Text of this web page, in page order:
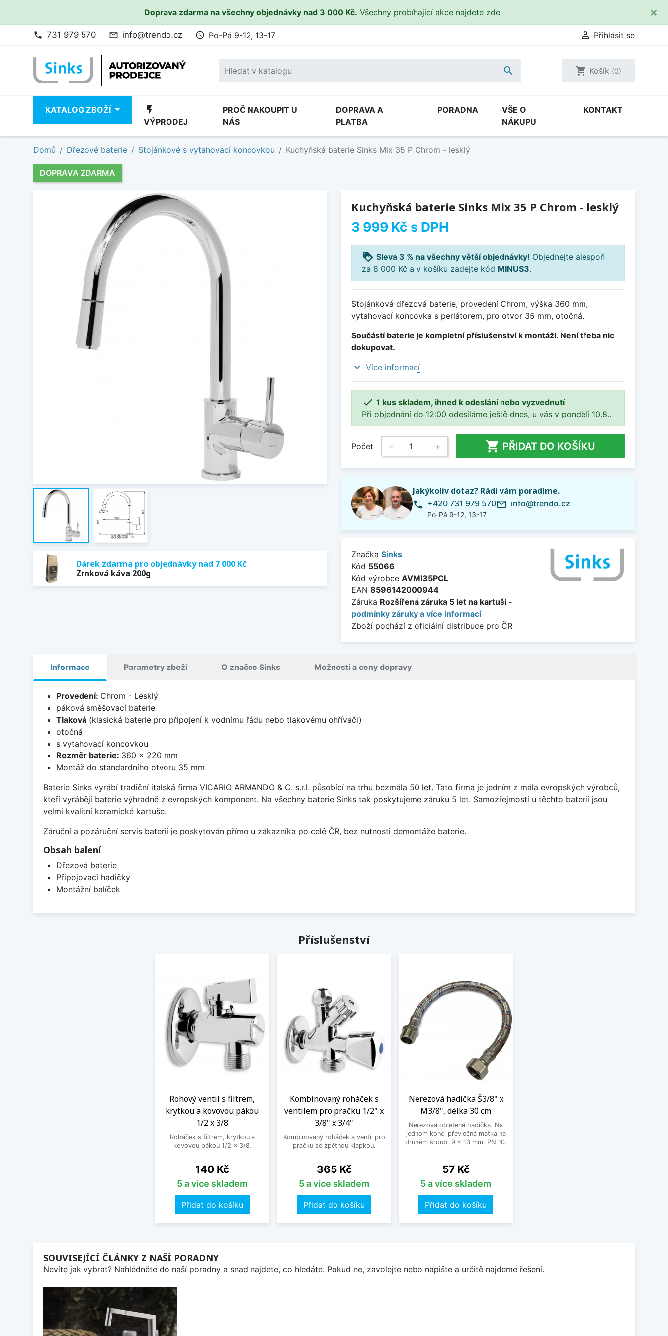
Doprava zdarma na všechny objednávky nad 3 000 Kč. Všechny probíhající akce najdete zde. ×
phone 731 979 570 mail_outline info@trendo.cz access_time Po-Pá 9-12, 13-17  Přihlásit se
 shopping_cart Košík (0)
KATALOG ZBOŽÍ flash_on
VÝPRODEJ
PROČ NAKOUPIT U
NÁS
DOPRAVA A
PLATBA
PORADNA
VŠE O
NÁKUPU
KONTAKT
Domů Dřezové baterie Stojánkové s vytahovací koncovkou Kuchyňská baterie Sinks Mix 35 P Chrom - lesklý
DOPRAVA ZDARMA
Dárek zdarma pro objednávky nad 7 000 Kč
Zrnková káva 200g
Kuchyňská baterie Sinks Mix 35 P Chrom - lesklý
3 999 Kč s DPH
loyalty Sleva 3 % na všechny větší objednávky! Objednejte alespoň
za 8 000 Kč a v košíku zadejte kód MINUS3.
Stojánková dřezová baterie, provedení Chrom, výška 360 mm,
vytahovací koncovka s perlátorem, pro otvor 35 mm, otočná.
Součástí baterie je kompletní příslušenství k montáži. Není třeba nic
dokupovat.
expand_more Více informací
 1 kus skladem, ihned k odeslání nebo vyzvednutí
Při objednání do 12:00 odesíláme ještě dnes, u vás v pondělí 10.8..
Počet − +  PŘIDAT DO KOŠÍKU
Jakýkoliv dotaz? Rádi vám poradíme.
phone +420 731 979 570
Po-Pá 9-12, 13-17
mail_outline info@trendo.cz
Značka Sinks
Kód 55066
Kód výrobce AVMI35PCL
EAN 8596142000944
Záruka Rozšířená záruka 5 let na kartuši -
podmínky záruky a více informací
Zboží pochází z oficiální distribuce pro ČR
Informace Parametry zboží O značce Sinks Možnosti a ceny dopravy
Provedení: Chrom - Lesklý
páková směšovací baterie
Tlaková(klasická baterie pro připojení k vodnímu řádu nebo tlakovému ohřívači)
otočná
s vytahovací koncovkou
Rozměr baterie: 360 x 220 mm
Montáž do standardního otvoru 35 mm
Baterie Sinks vyrábí tradiční italská firma VICARIO ARMANDO & C. s.r.l. působící na trhu bezmála 50 let. Tato firma je jedním z mála evropských výrobců,
kteří vyrábějí baterie výhradně z evropských komponent. Na všechny baterie Sinks tak poskytujeme záruku 5 let. Samozřejmostí u těchto baterií jsou
velmi kvalitní keramické kartuše.
Záruční a pozáruční servis baterií je poskytován přímo u zákazníka po celé ČR, bez nutnosti demontáže baterie.
Obsah balení
Dřezová baterie
Připojovací hadičky
Montážní balíček
Příslušenství
Rohový ventil s filtrem,
krytkou a kovovou pákou
1/2 x 3/8
Roháček s filtrem, krytkou a
kovovou pákou 1/2 x 3/8.
Cena
140 Kč
5 a více skladem
Přidat do košíku
Kombinovaný roháček s
ventilem pro pračku 1/2" x
3/8" x 3/4"
Kombinovaný roháček a ventil pro
pračku se zpětnou klapkou.
Cena
365 Kč
5 a více skladem
Přidat do košíku
Nerezová hadička Š3/8" x
M3/8", délka 30 cm
Nerezová opletená hadička. Na
jednom konci převlečná matka na
druhém šroub. 9 x 13 mm. PN 10.
Cena
57 Kč
5 a více skladem
Přidat do košíku
SOUVISEJÍCÍ ČLÁNKY Z NAŠÍ PORADNY
Nevíte jak vybrat? Nahlédněte do naší poradny a snad najdete, co hledáte. Pokud ne, zavolejte nebo napište a určitě najdeme řešení.